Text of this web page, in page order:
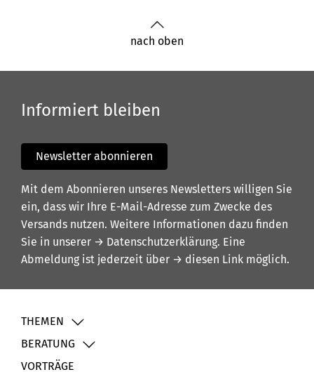
nach oben
Informiert bleiben
Newsletter abonnieren
Mit dem Abonnieren unseres Newsletters willigen Sie
ein, dass wir Ihre E-Mail-Adresse zum Zwecke des
Versands nutzen. Weitere Informationen dazu finden
Sie in unserer → Datenschutzerklärung. Eine
Abmeldung ist jederzeit über → diesen Link möglich.
THEMEN
BERATUNG
VORTRÄGE